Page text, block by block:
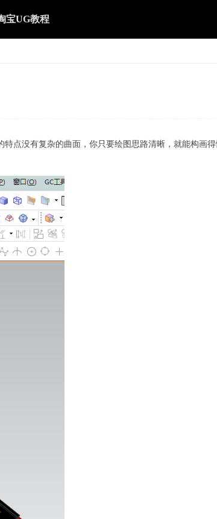
宝UG教程
点没有复杂的曲面，你只要绘图思路清晰，就能构画